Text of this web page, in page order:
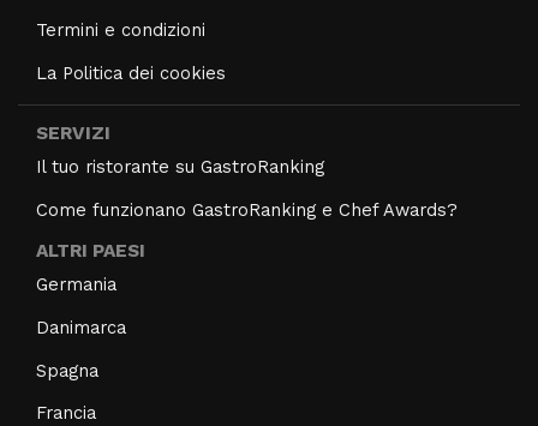
Termini e condizioni
La Politica dei cookies
SERVIZI
Il tuo ristorante su GastroRanking
Come funzionano GastroRanking e Chef Awards?
ALTRI PAESI
Germania
Danimarca
Spagna
Francia